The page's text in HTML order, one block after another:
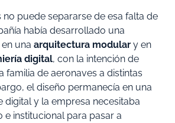
no puede separarse de esa falta de
había desarrollado una
una arquitectura modular y en
digital, con la intención de
familia de aeronaves a distintas
el diseño permanecía en una
digital y la empresa necesitaba
e institucional para pasar a